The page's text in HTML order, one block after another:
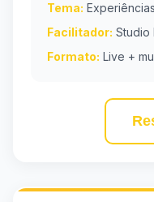
Tema:
Facilitador: Studio
Formato: Live +